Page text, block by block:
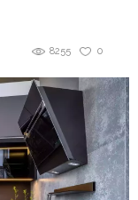
0
8255